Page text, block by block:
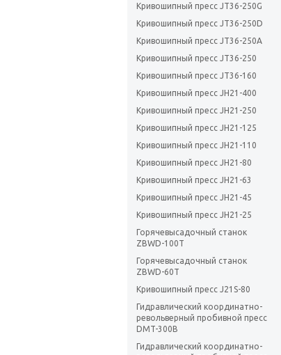
Кривошипный пресс JT36-250G
Кривошипный пресс JT36-250D
Кривошипный пресс JT36-250A
Кривошипный пресс JT36-250
Кривошипный пресс JT36-160
Кривошипный пресс JH21-400
Кривошипный пресс JH21-250
Кривошипный пресс JH21-125
Кривошипный пресс JH21-110
Кривошипный пресс JH21-80
Кривошипный пресс JH21-63
Кривошипный пресс JH21-45
Кривошипный пресс JH21-25
Горячевысадочный станок
ZBWD-100T
Горячевысадочный станок
ZBWD-60T
Кривошипный пресс J21S-80
Гидравлический координатно-
револьверный пробивной пресс
DMT-300B
Гидравлический координатно-